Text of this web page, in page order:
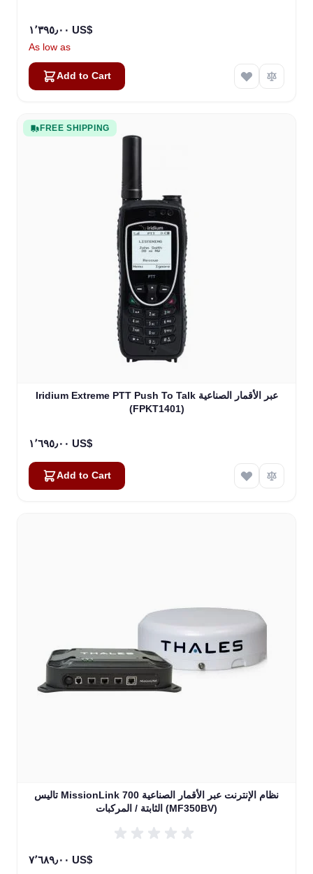
١٬٣٩٥٫٠٠ US$
As low as
Add to Cart
FREE SHIPPING
Iridium Extreme PTT Push To Talk عبر الأقمار الصناعية
(FPKT1401)
١٬٦٩٥٫٠٠ US$
Add to Cart
تاليس MissionLink 700 نظام الإنترنت عبر الأقمار الصناعية
الثابتة / المركبات (MF350BV)
٧٬٦٨٩٫٠٠ US$